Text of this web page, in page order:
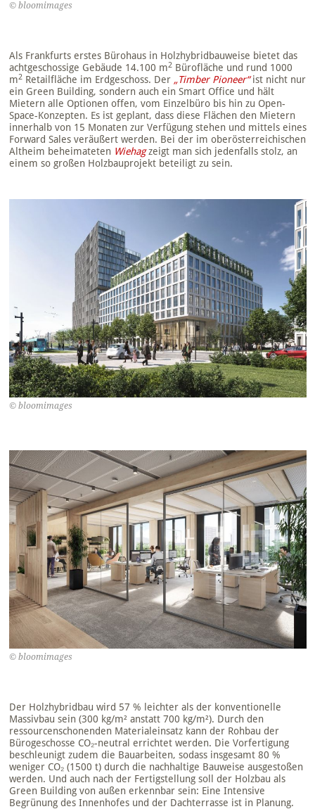
© bloomimages
Als Frankfurts erstes Bürohaus in Holzhybridbauweise bietet das
achtgeschossige Gebäude 14.100 m2Bürofläche und rund 1000
m2Retailfläche im Erdgeschoss. Der „Timber Pioneer“ist nicht nur
ein Green Building, sondern auch ein Smart Office und hält
Mietern alle Optionen offen, vom Einzelbüro bis hin zu Open-
Space-Konzepten. Es ist geplant, dass diese Flächen den Mietern
innerhalb von 15 Monaten zur Verfügung stehen und mittels eines
Forward Sales veräußert werden. Bei der im oberösterreichischen
Altheim beheimateten Wiehagzeigt man sich jedenfalls stolz, an
einem so großen Holzbauprojekt beteiligt zu sein.
© bloomimages
© bloomimages
Der Holzhybridbau wird 57 % leichter als der konventionelle
Massivbau sein (300 kg/m² anstatt 700 kg/m²). Durch den
ressourcenschonenden Materialeinsatz kann der Rohbau der
Bürogeschosse CO₂-neutral errichtet werden. Die Vorfertigung
beschleunigt zudem die Bauarbeiten, sodass insgesamt 80 %
weniger CO₂ (1500 t) durch die nachhaltige Bauweise ausgestoßen
werden. Und auch nach der Fertigstellung soll der Holzbau als
Green Building von außen erkennbar sein: Eine Intensive
Begrünung des Innenhofes und der Dachterrasse ist in Planung.